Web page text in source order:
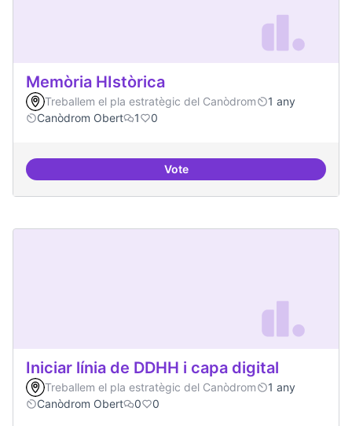
Memòria HIstòrica
Treballem el pla estratègic del Canòdrom
1 any
Canòdrom Obert
1 0
VoteMemòria HIstòrica
Iniciar línia de DDHH i capa digital
Treballem el pla estratègic del Canòdrom
1 any
Canòdrom Obert
0 0